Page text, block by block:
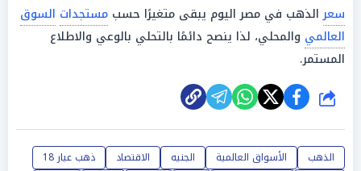
سعرالذهب في مصر اليوم يبقى متغيرًا حسب مستجدات السوق
العالمي والمحلي، لذا ينصح دائمًا بالتحلي بالوعي والاطلاع
المستمر.
شارك
الذهب الأسواق العالمية الجنيه الاقتصاد
ذهب عيار 18